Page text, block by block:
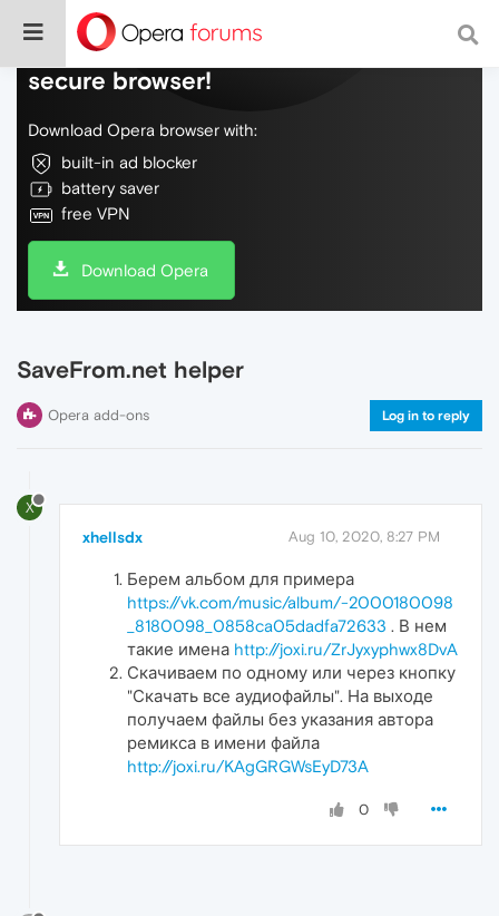
Do more on the web, with a fast and
secure browser!
Download Opera browser with:
built-in ad blocker
battery saver
free VPN
Download Opera
SaveFrom.net helper
Opera add-ons Log in to reply
X
xhellsdx Aug 10, 2020, 8:27 PM
Берем альбом для примера
https://vk.com/music/album/-2000180098
_8180098_0858ca05dadfa72633 . В нем
такие имена http://joxi.ru/ZrJyxyphwx8DvA
Скачиваем по одному или через кнопку
"Скачать все аудиофайлы". На выходе
получаем файлы без указания автора
ремикса в имени файла
http://joxi.ru/KAgGRGWsEyD73A
0